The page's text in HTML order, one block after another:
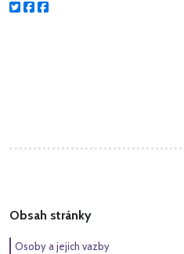
Obsah stránky
Osoby a jejich vazby